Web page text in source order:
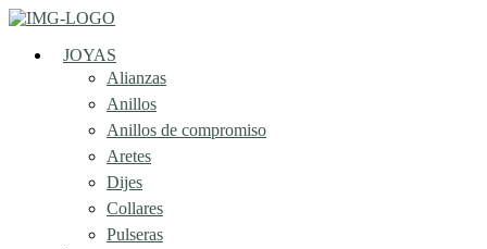
JOYAS
Alianzas
Anillos
Anillos de compromiso
Aretes
Dijes
Collares
Pulseras